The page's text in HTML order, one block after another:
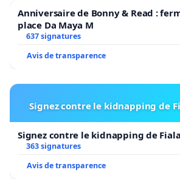
Anniversaire de Bonny & Read :
place Da Maya M
637 signatures
Avis de transparence
Signez contre le kidnapping de
Signez contre le kidnapping de
363 signatures
Avis de transparence